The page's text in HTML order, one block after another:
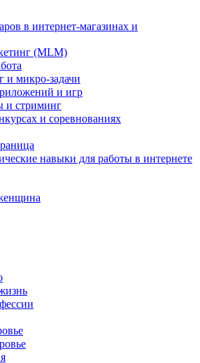
в интернет-магазинах и
(MLM)
и микро-задачи
и игр
стриминг
и соревнованиях
навыки для работы в интернете